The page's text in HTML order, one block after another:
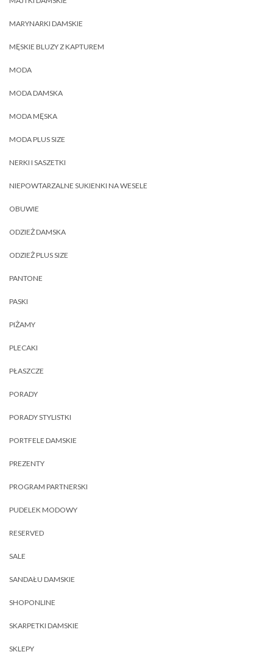
MARYNARKI DAMSKIE
MĘSKIE BLUZY Z KAPTUREM
MODA
MODA DAMSKA
MODA MĘSKA
MODA PLUS SIZE
NERKI I SASZETKI
NIEPOWTARZALNE SUKIENKI NA WESELE
OBUWIE
ODZIEŻ DAMSKA
ODZIEŻ PLUS SIZE
PANTONE
PASKI
PIŻAMY
PLECAKI
PŁASZCZE
PORADY
PORADY STYLISTKI
PORTFELE DAMSKIE
PREZENTY
PROGRAM PARTNERSKI
PUDELEK MODOWY
RESERVED
SALE
SANDAŁU DAMSKIE
SHOPONLINE
SKARPETKI DAMSKIE
SKLEPY